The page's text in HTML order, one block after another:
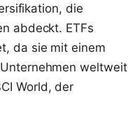
die
abdeckt. ETFs
da sie mit einem
weltweit
World, der